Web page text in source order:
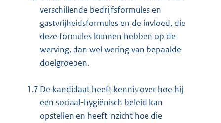
verschillende bedrijfsformules en
gastvrijheidsformules en de invloed, die
deze formules kunnen hebben op de
werving, dan wel wering van bepaalde
doelgroepen.
1.7 De kandidaat heeft kennis over hoe hij
een sociaal-hygiënisch beleid kan
opstellen en heeft inzicht hoe die